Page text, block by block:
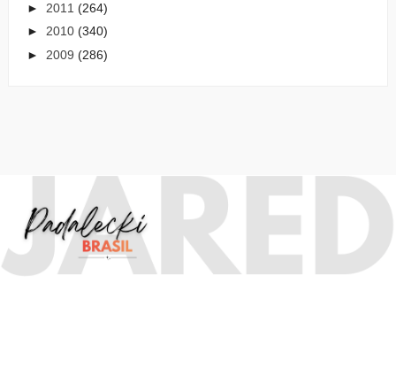
► 2011 (264)
► 2010 (340)
► 2009 (286)